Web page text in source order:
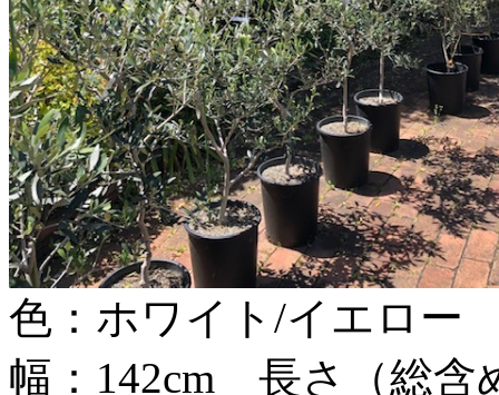
色：ホワイト/イエロー
幅：142cm 長さ（総含